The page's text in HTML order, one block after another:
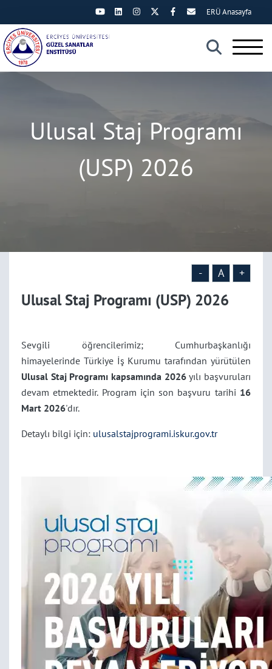
×
ERÜ Anasayfa
Ulusal Staj Programı
(USP) 2026
- A +
Ulusal Staj Programı (USP) 2026
Sevgili öğrencilerimiz; Cumhurbaşkanlığı
himayelerinde Türkiye İş Kurumu tarafından yürütülen
Ulusal Staj Programı kapsamında 2026yılı başvuruları
devam etmektedir. Program için son başvuru tarihi 16
Mart 2026'dır.
Detaylı bilgi için: ulusalstajprogrami.iskur.gov.tr